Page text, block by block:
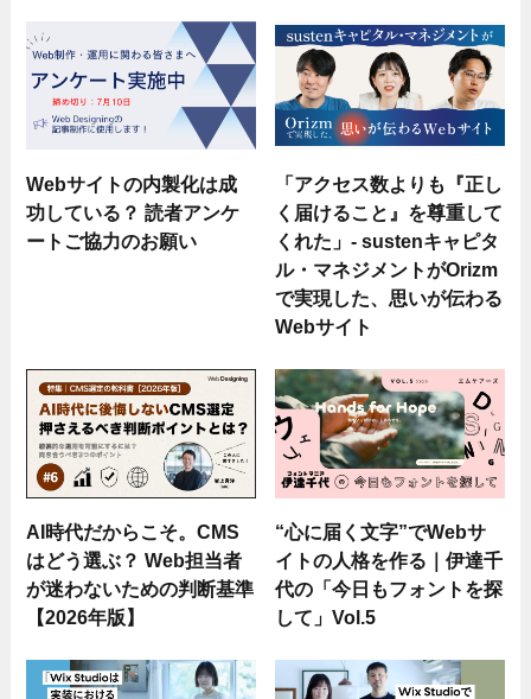
Webサイトの内製化は成
功している？ 読者アンケ
ートご協力のお願い
「アクセス数よりも『正し
く届けること』を尊重して
くれた」- sustenキャピタ
ル・マネジメントがOrizm
で実現した、思いが伝わる
Webサイト
AI時代だからこそ。CMS
はどう選ぶ？ Web担当者
が迷わないための判断基準
【2026年版】
“心に届く文字”でWebサ
イトの人格を作る｜伊達千
代の「今日もフォントを探
して」Vol.5